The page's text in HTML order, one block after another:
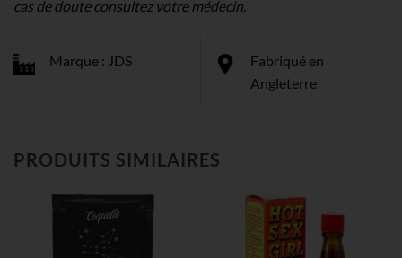
cas de doute consultez votre médecin.
Marque : JDS
Fabriqué en
Angleterre
PRODUITS SIMILAIRES